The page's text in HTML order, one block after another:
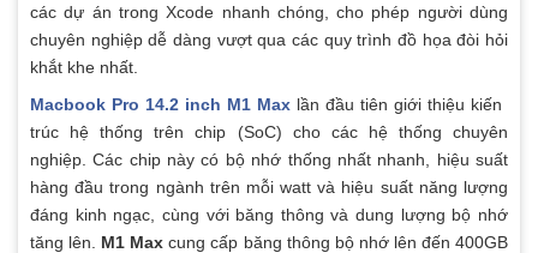
Dung lượng pin
70Wh LiPo Battery, lên tới 17 giờ sử
dụng
KHÁC
Trọn bộ sản phẩm
14‑inch MacBook Pro, 96W USB‑C
Power Adapter, USB-C to MagSafe 3
Cable (2 M)
các dự án trong Xcode nhanh chóng, cho phép người dùng
chuyên nghiệp dễ dàng vượt qua các quy trình đồ họa đòi hỏi
khắt khe nhất.
Macbook Pro 14.2 inch M1 Max lần đầu tiên giới thiệu kiến ​​
trúc hệ thống trên chip (SoC) cho các hệ thống chuyên
nghiệp. Các chip này có bộ nhớ thống nhất nhanh, hiệu suất
hàng đầu trong ngành trên mỗi watt và hiệu suất năng lượng
đáng kinh ngạc, cùng với băng thông và dung lượng bộ nhớ
tăng lên. M1 Max cung cấp băng thông bộ nhớ lên đến 400GB